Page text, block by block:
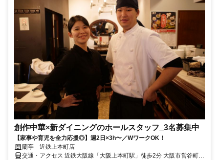
創作中華×新ダイニングのホールスタッフ_3名募集中
【家事や育児を全力応援◎】週2日×3h〜／WワークOK！
蘭亭 近鉄上本町店
交通・アクセス 近鉄大阪線「大阪上本町駅」徒歩2分 大阪市営谷町線